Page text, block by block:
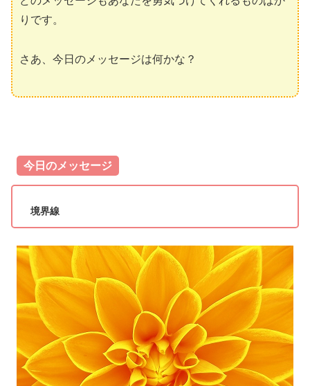
りです。
さあ、今日のメッセージは何かな？
今日のメッセージ
境界線